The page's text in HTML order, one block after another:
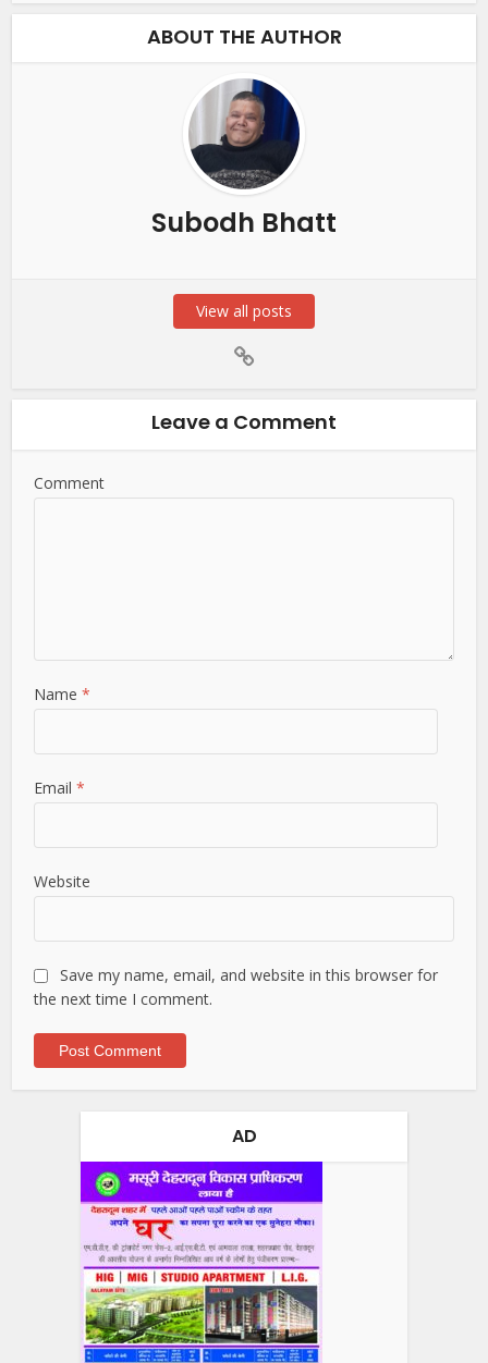
ABOUT THE AUTHOR
Subodh Bhatt
View all posts
Leave a Comment
Comment
Name*
Email*
Website
Save my name, email, and website in this browser for
the next time I comment.
AD